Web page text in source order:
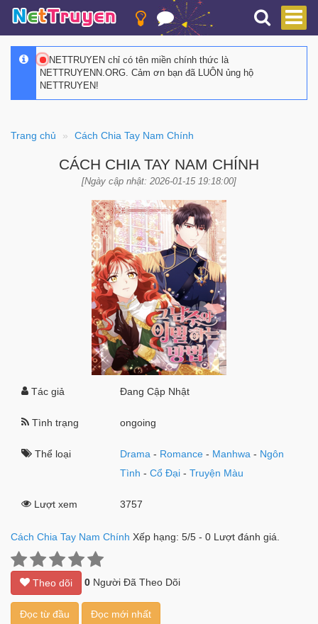
NETTRUYEN chỉ có tên miền chính thức là
NETTRUYENN.ORG. Cảm ơn bạn đã LUÔN ủng hộ
NETTRUYEN!
Trang chủ Cách Chia Tay Nam Chính
CÁCH CHIA TAY NAM CHÍNH
[Ngày cập nhật: 2026-01-15 19:18:00]
Tác giả Đang Cập Nhật
Tình trạng ongoing
Thể loại Drama - Romance - Manhwa - Ngôn
Tình -Cổ Đại -Truyện Màu
Lượt xem 3757
Cách Chia Tay Nam Chính Xếp hạng: 5/5 - 0 Lượt đánh giá.
Theo dõi 0 Người Đã Theo Dõi
Đọc từ đầu Đọc mới nhất